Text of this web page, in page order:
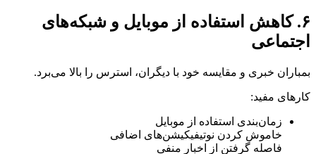
۶. کاهش استفاده از موبایل و شبکه‌های
اجتماعی
بمباران خبری و مقایسه خود با دیگران، استرس را بالا می‌برد.
کارهای مفید:
زمان‌بندی استفاده از موبایل
خاموش کردن نوتیفیکیشن‌های اضافی
فاصله گرفتن از اخبار منفی